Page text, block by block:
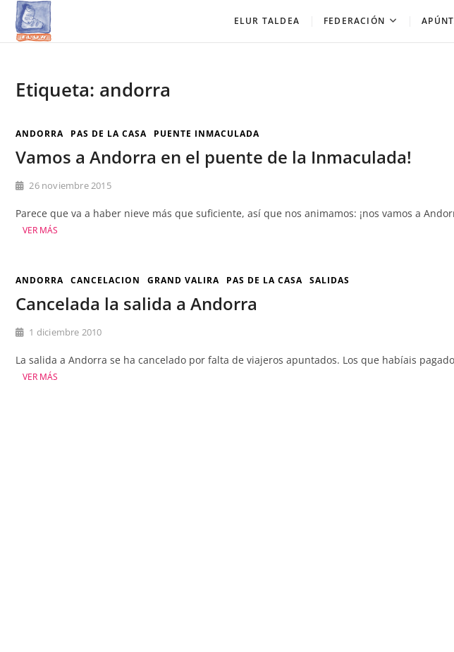
Saltar
contenido
ELUR TALDEA FEDERACIÓN
Etiqueta: andorra
ANDORRA PAS DE LA CASA PUENTE INMACULADA
Vamos a Andorra en el puente de la Inmaculada!
26 noviembre 2015
Parece que va a haber nieve más que suficiente, así que nos animamos: ¡nos vamos a
VER MÁS
ANDORRA CANCELACION GRAND VALIRA PAS DE LA CASA SALIDAS
Cancelada la salida a Andorra
1 diciembre 2010
La salida a Andorra se ha cancelado por falta de viajeros apuntados. Los que habíais
VER MÁS